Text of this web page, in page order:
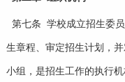
第七条 学校成立招生委
生章程、审定招生计划，
小组，是招生工作的执行